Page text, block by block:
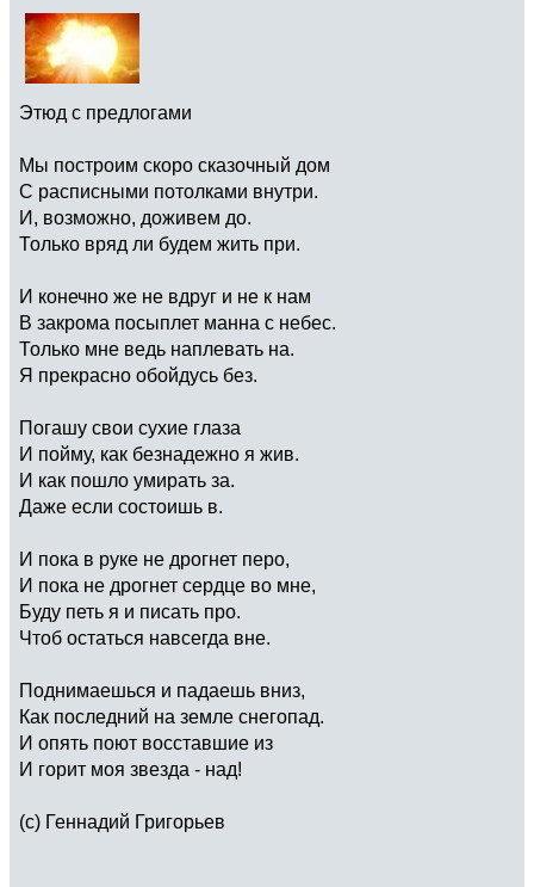
Этюд с предлогами
Мы построим скоро сказочный дом
С расписными потолками внутри.
И, возможно, доживем до.
Только вряд ли будем жить при.
И конечно же не вдруг и не к нам
В закрома посыплет манна с небес.
Только мне ведь наплевать на.
Я прекрасно обойдусь без.
Погашу свои сухие глаза
И пойму, как безнадежно я жив.
И как пошло умирать за.
Даже если состоишь в.
И пока в руке не дрогнет перо,
И пока не дрогнет сердце во мне,
Буду петь я и писать про.
Чтоб остаться навсегда вне.
Поднимаешься и падаешь вниз,
Как последний на земле снегопад.
И опять поют восставшие из
И горит моя звезда - над!
(с) Геннадий Григорьев